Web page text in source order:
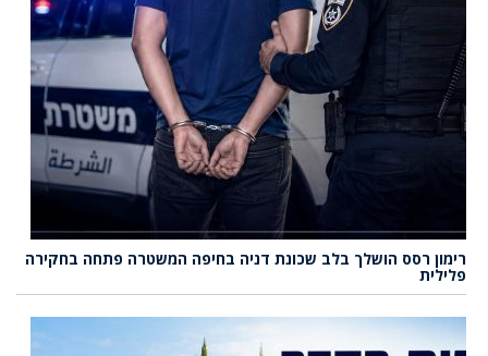
רימון רסס הושלך בלב שכונת דניה בחיפה המשטרה פתחה בחקירה
פלילית